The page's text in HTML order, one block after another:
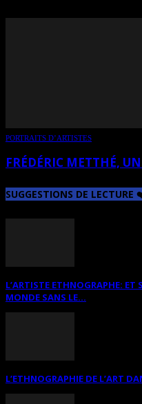
PORTRAITS D’ARTISTES
FRÉDÉRIC METTHÉ,
SUGGESTIONS DE LECTURE
L’ARTISTE ETHNOGRAPHE:
MONDE SANS LE...
L’ETHNOGRAPHIE DE L’ART